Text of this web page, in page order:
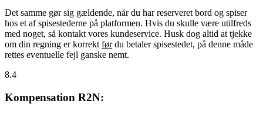
Det samme gør sig gældende, når du har reserveret bord og spiser
hos et af spisestederne på platformen. Hvis du skulle være utilfreds
med noget, så kontakt vores kundeservice. Husk dog altid at tjekke
om din regning er korrekt førdu betaler spisestedet, på denne måde
rettes eventuelle fejl ganske nemt.
8.4
Kompensation R2N: